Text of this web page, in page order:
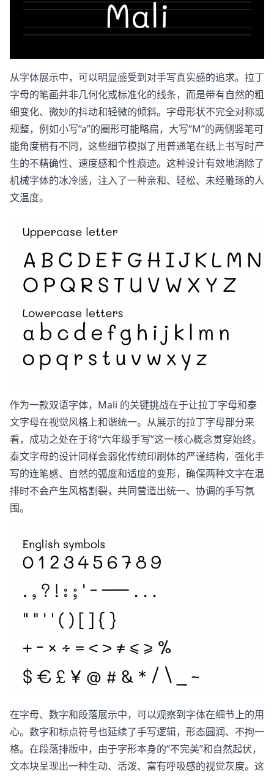
从字体展示中，可以明显感受到对手写真实感的追求。拉丁
字母的笔画并非几何化或标准化的线条，而是带有自然的粗
细变化、微妙的抖动和轻微的倾斜。字母形状不完全对称或
规整，例如小写“a”的圈形可能略扁，大写“M”的两侧竖笔可
能角度稍有不同，这些细节模拟了用普通笔在纸上书写时产
生的不精确性、速度感和个性痕迹。这种设计有效地消除了
机械字体的冰冷感，注入了一种亲和、轻松、未经雕琢的人
文温度。
作为一款双语字体，Mali 的关键挑战在于让拉丁字母和泰
文字母在视觉风格上和谐统一。从展示的拉丁字母部分来
看，成功之处在于将“六年级手写”这一核心概念贯穿始终。
泰文字母的设计同样会弱化传统印刷体的严谨结构，强化手
写的连笔感、自然的弧度和适度的变形，确保两种文字在混
排时不会产生风格割裂，共同营造出统一、协调的手写氛
围。
在字母、数字和段落展示中，可以观察到字体在细节上的用
心。数字和标点符号也延续了手写逻辑，形态圆润、不拘一
格。在段落排版中，由于字形本身的“不完美”和自然起伏，
文本块呈现出一种生动、活泼、富有呼吸感的视觉灰度。这